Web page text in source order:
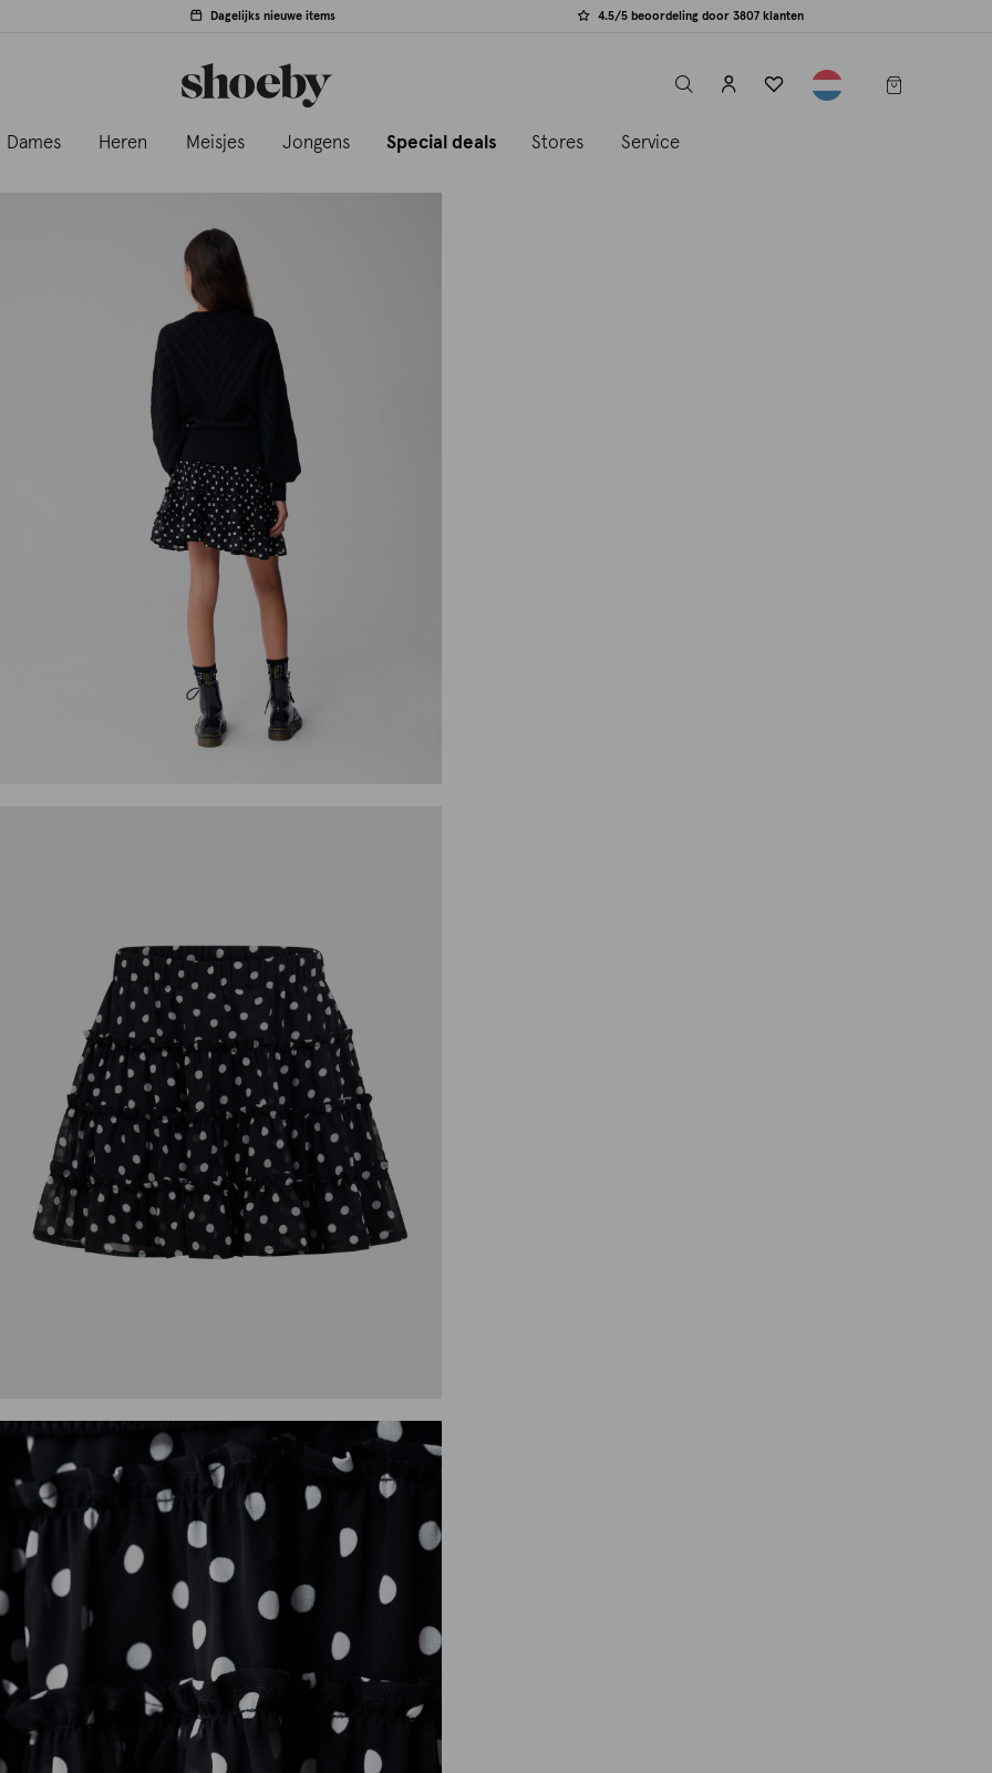
Dagelijks nieuwe items 4.5/5 beoordeling door 3807 klanten
label.header.toggle
Dames Heren Meisjes Jongens Special deals Stores Service